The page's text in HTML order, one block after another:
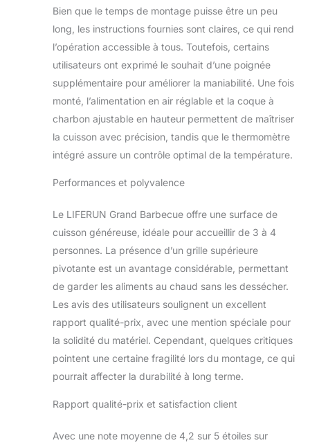
aliments ne brûlent.
Le filet de
thermique supérieur
mesure 68 x 24 cm
et le filet de
barbecue inférieur
se compose de
deux filets de
barbecue amovibles
d'une taille totale de
deux filets de
séparer
efficacement les
légumes et la
viande, de sorte
que même les
végétariens
peuvent griller sans
souci.
et stable : le
barbecue à charbon
avec couvercle est
fabriqué en
matériau métallique
de haute qualité et
épaissi assure une
Bien que le temps de montage puisse être un peu
long, les instructions fournies sont claires, ce qui rend
l’opération accessible à tous. Toutefois, certains
utilisateurs ont exprimé le souhait d’une poignée
supplémentaire pour améliorer la maniabilité. Une fois
monté, l’alimentation en air réglable et la coque à
charbon ajustable en hauteur permettent de maîtriser
la cuisson avec précision, tandis que le thermomètre
intégré assure un contrôle optimal de la température.
Performances et polyvalence
Le LIFERUN Grand Barbecue offre une surface de
cuisson généreuse, idéale pour accueillir de 3 à 4
personnes. La présence d’un grille supérieure
pivotante est un avantage considérable, permettant
de garder les aliments au chaud sans les dessécher.
Les avis des utilisateurs soulignent un excellent
rapport qualité-prix, avec une mention spéciale pour
la solidité du matériel. Cependant, quelques critiques
pointent une certaine fragilité lors du montage, ce qui
pourrait affecter la durabilité à long terme.
Rapport qualité-prix et satisfaction client
Avec une note moyenne de 4,2 sur 5 étoiles sur